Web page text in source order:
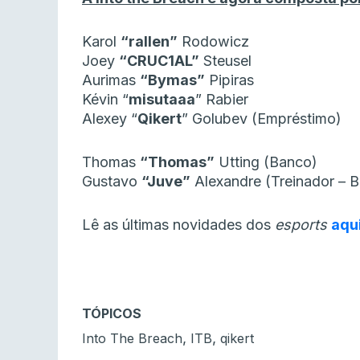
Karol “rallen” Rodowicz
Joey “CRUC1AL” Steusel
Aurimas “Bymas” Pipiras
Kévin “⁠misutaaa⁠” Rabier
Alexey “Qikert” Golubev (Empréstimo)
Thomas “Thomas” Utting (Banco)
Gustavo “Juve” Alexandre (Treinador –
Lê as últimas novidades dos esports
TÓPICOS
Into The Breach, ITB, qikert